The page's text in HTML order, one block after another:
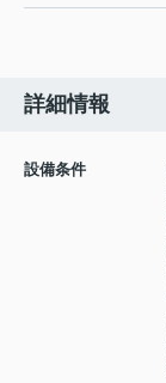
詳細情報
設備条件